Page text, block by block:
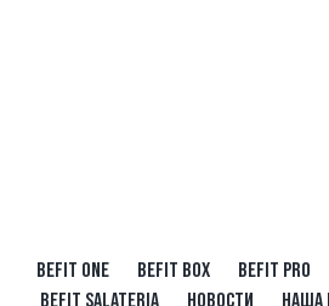
BEFIT ONE BEFIT BOX BEFIT PRO
BEFIT SALATERIA
НОВОСТИ НАША